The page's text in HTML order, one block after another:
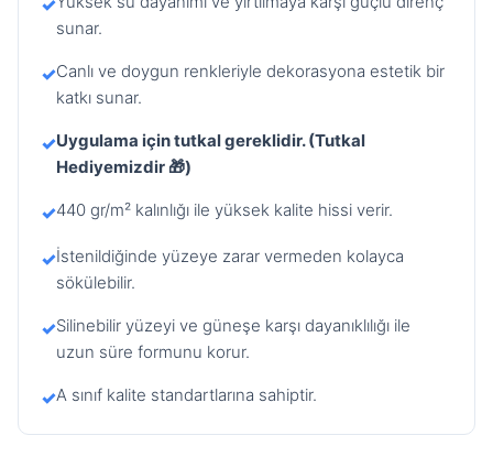
sunar.
✓Canlı ve doygun renkleriyle dekorasyona estetik bir
katkı sunar.
✓Uygulama için tutkal gereklidir. (Tutkal
Hediyemizdir 🎁)
✓440 gr/m² kalınlığı ile yüksek kalite hissi verir.
✓İstenildiğinde yüzeye zarar vermeden kolayca
sökülebilir.
✓Silinebilir yüzeyi ve güneşe karşı dayanıklılığı ile
uzun süre formunu korur.
✓A sınıf kalite standartlarına sahiptir.